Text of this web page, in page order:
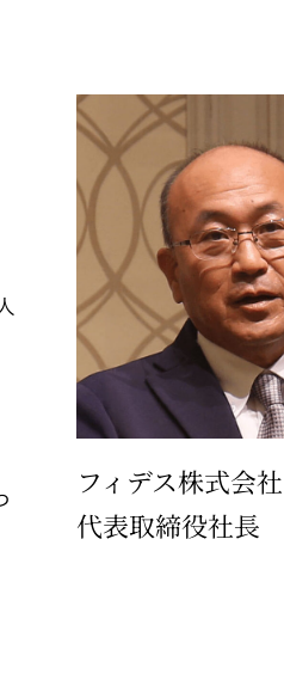
フィデス株式会社
代表取締役社長